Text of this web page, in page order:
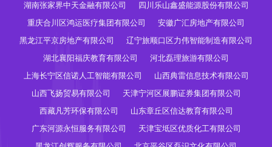
湖南张家界中天金融有限公司
四川乐山鑫盛能源股份有限公司
重庆合川区鸿运医疗集团有限公司
安徽广汇房地产有限公司
黑龙江平京房地产有限公司
辽宁旅顺口区力伟智能制造有限公司
湖北襄阳福庆教育有限公司
河北磊理旅游有限公司
上海长宁区信诺人工智能有限公司
山西典雷信息技术有限公司
山西飞扬贸易有限公司
天津宁河区展鹏证券集团有限公司
西藏凡芳环保有限公司
山东章丘区信达教育有限公司
广东河源永恒服务有限公司
天津宝坻区优质化工有限公司